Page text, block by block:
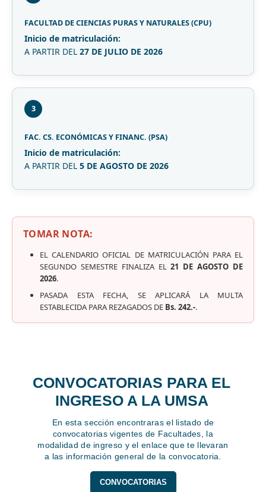
FACULTAD DE CIENCIAS PURAS Y NATURALES (CPU)
Inicio de matriculación:
A PARTIR DEL 27 DE JULIO DE 2026
3
FAC. CS. ECONÓMICAS Y FINANC. (PSA)
Inicio de matriculación:
A PARTIR DEL 5 DE AGOSTO DE 2026
TOMAR NOTA:
EL CALENDARIO OFICIAL DE MATRICULACIÓN PARA EL
SEGUNDO SEMESTRE FINALIZA EL21 DE AGOSTO DE
2026.
PASADA ESTA FECHA, SE APLICARÁ LA MULTA
ESTABLECIDA PARA REZAGADOS DE Bs. 242.-.
CONVOCATORIAS PARA EL
INGRESO A LA UMSA
En esta sección encontraras el listado de
convocatorias vigentes de Facultades, la
modalidad de ingreso y el enlace que te llevaran
a las información general de la convocatoria.
CONVOCATORIAS